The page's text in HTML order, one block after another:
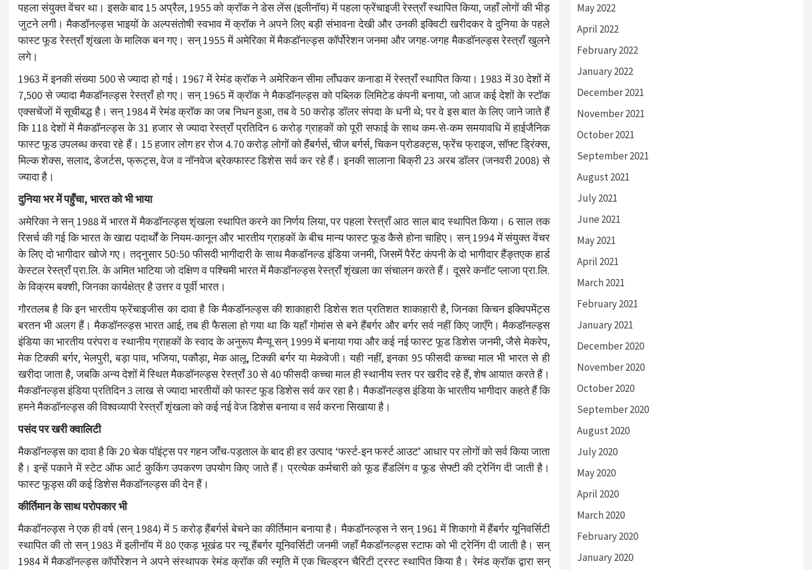
पहला संयुक्त वेंचर था। इसके बाद 15 अप्रैल, 1955 को क्रॉक ने डेस लेंस (इलीनॉय) में पहला फ्रेंचाइजी रेस्त्राँ स्थापित किया, जहाँ लोगों की भीड़
जुटने लगी। मैकडॉनल्ड्स भाइयों के अल्पसंतोषी स्वभाव में क्रॉक ने अपने लिए बड़ी संभावना देखी और उनकी इक्विटी खरीदकर वे दुनिया के पहले
फास्ट फूड रेस्त्राँ शृंखला के मालिक बन गए। सन् 1955 में अमेरिका में मैकडॉनल्ड्स कॉर्पोरेशन जनमा और जगह-जगह मैकडॉनल्ड्स रेस्त्राँ खुलने
लगे।
1963 में इनकी संख्या 500 से ज्यादा हो गई। 1967 में रेमंड क्रॉक ने अमेरिकन सीमा लाँघकर कनाडा में रेस्त्राँ स्थापित किया। 1983 में 30 देशों में
7,500 से ज्यादा मैकडॉनल्ड्स रेस्त्राँ हो गए। सन् 1965 में क्रॉक ने मैकडॉनल्ड्स को पब्लिक लिमिटेड कंपनी बनाया, जो आज कई देशों के स्टॉक
एक्सचेंजों में सूचीबद्ध है। सन् 1984 में रेमंड क्रॉक का जब निधन हुआ, तब वे 50 करोड़ डॉलर संपदा के धनी थे; पर वे इस बात के लिए जाने जाते हैं
कि 118 देशों में मैकडॉनल्ड्स के 31 हजार से ज्यादा रेस्त्राँ प्रतिदिन 6 करोड़ ग्राहकों को पूरी सफाई के साथ कम-से-कम समयावधि में हाईजैनिक
फास्ट फूड उपलब्ध करवा रहे हैं। 15 हजार लोग हर रोज 4.70 करोड़ लोगों को हैंबर्गर्स, चीज बर्गर्स, चिकन प्रोडक्ट्स, फ्रेंच फ्राइज, सॉफ्ट ड्रिंक्स,
मिल्क शेक्स, सलाद, डेजर्टस, फ्रूट्स, वेज व नॉनवेज ब्रेकफास्ट डिशेस सर्व कर रहे हैं। इनकी सालाना बिक्री 23 अरब डॉलर (जनवरी 2008) से
ज्यादा है।
दुनिया भर में पहुँचा, भारत को भी भाया
अमेरिका ने सन् 1988 में भारत में मैकडॉनल्ड्स शृंखला स्थापित करने का निर्णय लिया, पर पहला रेस्त्राँ आठ साल बाद स्थापित किया। 6 साल तक
रिसर्च की गई कि भारत के खाद्य पदार्थों के नियम-कानून और भारतीय ग्राहकों के बीच मान्य फास्ट फूड कैसे होना चाहिए। सन् 1994 में संयुक्त वेंचर
के लिए दो भागीदार खोजे गए। तद्नुसार 50ः50 फीसदी भागीदारी के साथ मैकडॉनल्ड इंडिया जनमी, जिसमें पैरेंट कंपनी के दो भागीदार हैंङ्तएक हार्ड
केस्टल रेस्त्राँ प्रा.लि. के अमित भाटिया जो दक्षिण व पश्चिमी भारत में मैकडॉनल्ड्स रेस्त्राँ शृंखला का संचालन करते हैं। दूसरे कनॉट प्लाजा प्रा.लि.
के विक्रम बक्शी, जिनका कार्यक्षेत्र है उत्तर व पूर्वी भारत।
गौरतलब है कि इन भारतीय फ्रेंचाइजीस का दावा है कि मैकडॉनल्ड्स की शाकाहारी डिशेस शत प्रतिशत शाकाहारी है, जिनका किचन इक्विपमेंट्स
बरतन भी अलग हैं। मैकडॉनल्ड्स भारत आई, तब ही फैसला हो गया था कि यहाँ गोमांस से बने हैंबर्गर और बर्गर सर्व नहीं किए जाएँगे। मैकडॉनल्ड्स
इंडिया का भारतीय परंपरा व स्थानीय ग्राहकों के स्वाद के अनुरूप मैन्यू सन् 1999 में बनाया गया और कई नई फास्ट फूड डिशेस जनमी, जैसे मेकरेप,
मेक टिक्की बर्गर, भेलपुरी, बड़ा पाव, भजिया, पकौड़ा, मेक आलू, टिक्की बर्गर या मेकवेजी। यही नहीं, इनका 95 फीसदी कच्चा माल भी भारत से ही
खरीदा जाता है, जबकि अन्य देशों में स्थित मैकडॉनल्ड्स रेस्त्राँ 30 से 40 फीसदी कच्चा माल ही स्थानीय स्तर पर खरीद रहे हैं, शेष आयात करते हैं।
मैकडॉनल्ड्स इंडिया प्रतिदिन 3 लाख से ज्यादा भारतीयों को फास्ट फूड डिशेस सर्व कर रहा है। मैकडॉनल्ड्स इंडिया के भारतीय भागीदार कहते हैं कि
हमने मैकडॉनल्ड्स की विश्वव्यापी रेस्त्राँ शृंखला को कई नई वेज डिशेस बनाया व सर्व करना सिखाया है।
पसंद पर खरी क्वालिटी
मैकडॉनल्ड्स का दावा है कि 20 चेक पॉइंट्स पर गहन जाँच-पड़ताल के बाद ही हर उत्पाद ‘फर्स्ट-इन फर्स्ट आउट’ आधार पर लोगों को सर्व किया जाता
है। इन्हें पकाने में स्टेट ऑफ आर्ट कुकिंग उपकरण उपयोग किए जाते हैं। प्रत्येक कर्मचारी को फूड हैंडलिंग व फूड सेफ्टी की ट्रेनिंग दी जाती है।
फास्ट फूड्स की कई डिशेस मैकडॉनल्ड्स की देन हैं।
कीर्तिमान के साथ परोपकार भी
मैकडॉनल्ड्स ने एक ही वर्ष (सन् 1984) में 5 करोड़ हैंबर्गर्स बेचने का कीर्तिमान बनाया है। मैकडॉनल्ड्स ने सन् 1961 में शिकागो में हैंबर्गर यूनिवर्सिटी
स्थापित की तो सन् 1983 में इलीनॉय में 80 एकड़ भूखंड पर न्यू हैंबर्गर यूनिवर्सिटी जनमी जहाँ मैकडॉनल्ड्स स्टाफ को भी ट्रेनिंग दी जाती है। सन्
1984 में मैकडॉनल्ड्स कॉर्पोरेशन ने अपने संस्थापक रेमंड क्रॉक की स्मृति में एक चिल्ड्रन चैरिटी ट्रस्ट स्थापित किया है। रेमंड क्रॉक द्वारा सन्
May 2022
April 2022
February 2022
January 2022
December 2021
November 2021
October 2021
September 2021
August 2021
July 2021
June 2021
May 2021
April 2021
March 2021
February 2021
January 2021
December 2020
November 2020
October 2020
September 2020
August 2020
July 2020
May 2020
April 2020
March 2020
February 2020
January 2020